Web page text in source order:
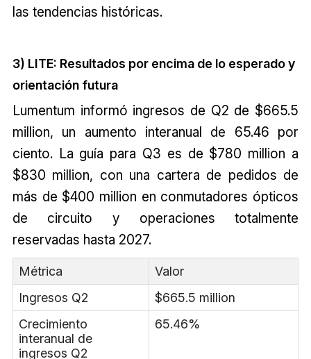
las tendencias históricas.
3) LITE: Resultados por encima de lo esperado y
orientación futura
Lumentum informó ingresos de Q2 de $665.5
million, un aumento interanual de 65.46 por
ciento. La guía para Q3 es de $780 million a
$830 million, con una cartera de pedidos de
más de $400 million en conmutadores ópticos
de circuito y operaciones totalmente
reservadas hasta 2027.
Métrica
Valor
Ingresos Q2
$665.5 million
Crecimiento
interanual de
ingresos Q2
65.46%